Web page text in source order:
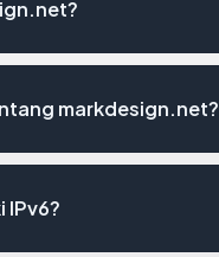
markdesign.net?
IPv6?